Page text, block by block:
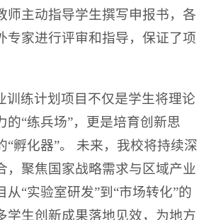
师主动指导学生撰写申报书，各
专家进行评审和指导，保证了项
训练计划项目不仅是学生将理论
的“练兵场”，更是培育创新思
“孵化器”。 未来，我校将持续深
，聚焦国家战略需求与区域产业
“实验室研发”到“市场转化”的
学生创新成果落地见效，为地方